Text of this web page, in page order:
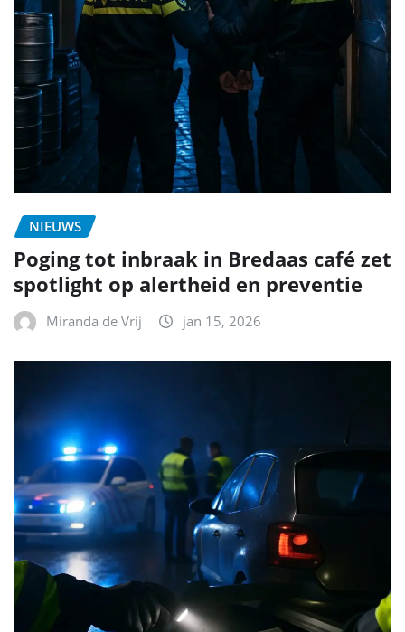
NIEUWS
Poging tot inbraak in Bredaas café zet
spotlight op alertheid en preventie
Miranda de Vrij jan 15, 2026